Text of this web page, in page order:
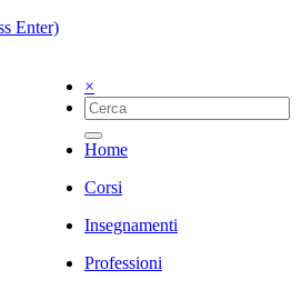
Enter)
×
Home
Corsi
Insegnamenti
Professioni